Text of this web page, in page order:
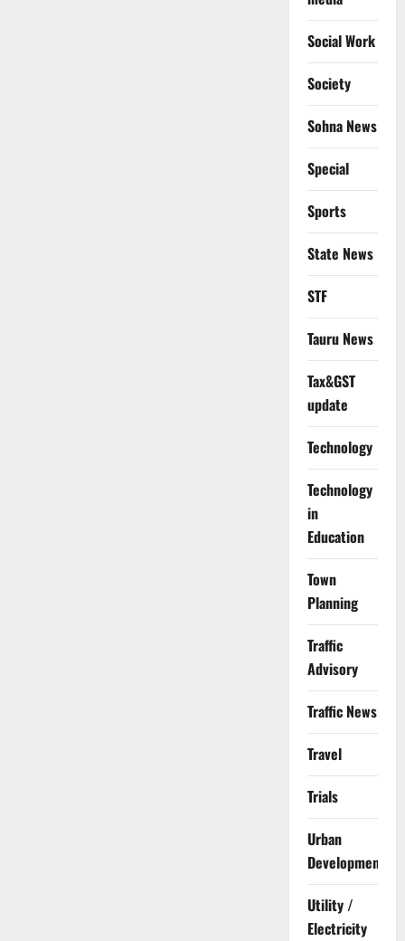
Social Work
Society
Sohna News
Special
Sports
State News
STF
Tauru News
Tax&GST
update
Technology
Technology
in
Education
Town
Planning
Traffic
Advisory
Traffic News
Travel
Trials
Urban
Development
Utility /
Electricity